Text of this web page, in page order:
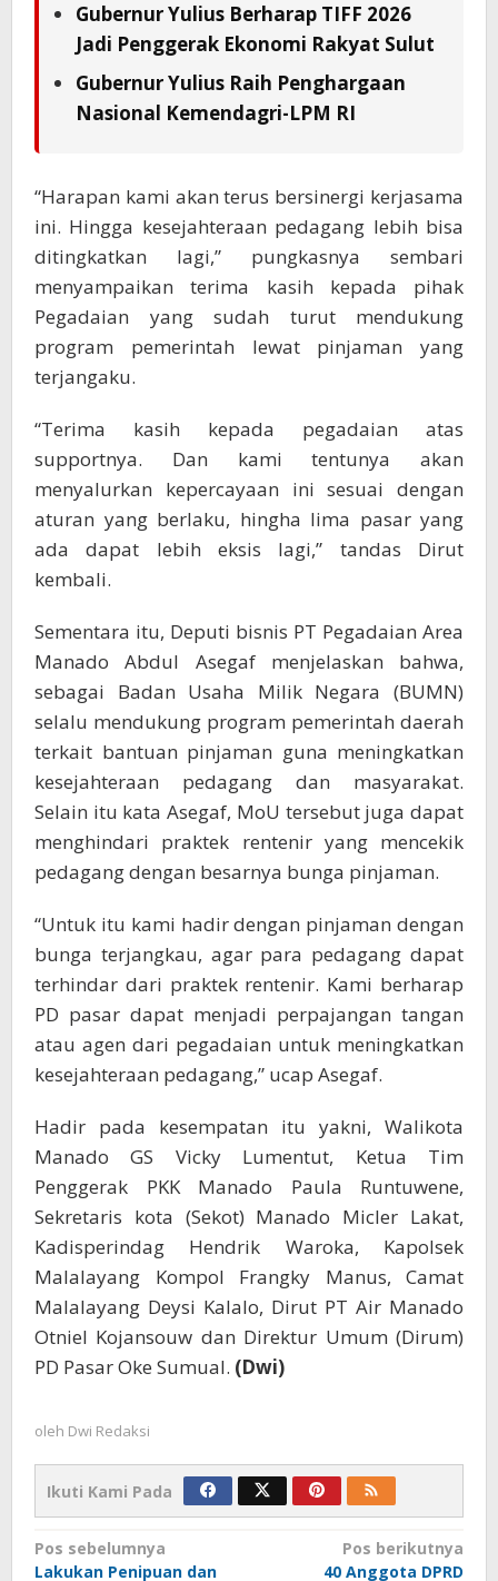
Gubernur Yulius Berharap TIFF 2026
Jadi Penggerak Ekonomi Rakyat Sulut
Gubernur Yulius Raih Penghargaan
Nasional Kemendagri-LPM RI
“Harapan kami akan terus bersinergi kerjasama
ini. Hingga kesejahteraan pedagang lebih bisa
ditingkatkan lagi,” pungkasnya sembari
menyampaikan terima kasih kepada pihak
Pegadaian yang sudah turut mendukung
program pemerintah lewat pinjaman yang
terjangaku.
“Terima kasih kepada pegadaian atas
supportnya. Dan kami tentunya akan
menyalurkan kepercayaan ini sesuai dengan
aturan yang berlaku, hingha lima pasar yang
ada dapat lebih eksis lagi,” tandas Dirut
kembali.
Sementara itu, Deputi bisnis PT Pegadaian Area
Manado Abdul Asegaf menjelaskan bahwa,
sebagai Badan Usaha Milik Negara (BUMN)
selalu mendukung program pemerintah daerah
terkait bantuan pinjaman guna meningkatkan
kesejahteraan pedagang dan masyarakat.
Selain itu kata Asegaf, MoU tersebut juga dapat
menghindari praktek rentenir yang mencekik
pedagang dengan besarnya bunga pinjaman.
“Untuk itu kami hadir dengan pinjaman dengan
bunga terjangkau, agar para pedagang dapat
terhindar dari praktek rentenir. Kami berharap
PD pasar dapat menjadi perpajangan tangan
atau agen dari pegadaian untuk meningkatkan
kesejahteraan pedagang,” ucap Asegaf.
Hadir pada kesempatan itu yakni, Walikota
Manado GS Vicky Lumentut, Ketua Tim
Penggerak PKK Manado Paula Runtuwene,
Sekretaris kota (Sekot) Manado Micler Lakat,
Kadisperindag Hendrik Waroka, Kapolsek
Malalayang Kompol Frangky Manus, Camat
Malalayang Deysi Kalalo, Dirut PT Air Manado
Otniel Kojansouw dan Direktur Umum (Dirum)
PD Pasar Oke Sumual. (Dwi)
oleh Dwi Redaksi
Ikuti Kami Pada
Navigasi
Pos sebelumnya
Lakukan Penipuan dan
Pos berikutnya
40 Anggota DPRD